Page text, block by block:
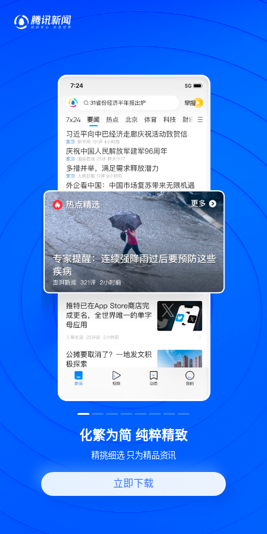
致 世界变化 热问一下
好问题好回答 多元视角看问题
立即下载